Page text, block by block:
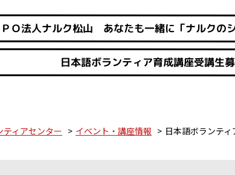
ＰＯ法人ナルク松山 あなたも一緒に「ナルクの
日本語ボランティア育成講座受講生
ティアセンター イベント・講座情報 日本語ボランテ